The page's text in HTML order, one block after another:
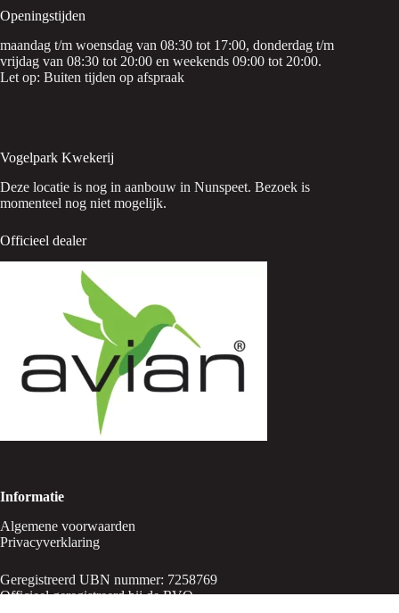
Openingstijden
maandag t/m woensdag van 08:30 tot 17:00, donderdag t/m
vrijdag van 08:30 tot 20:00 en weekends 09:00 tot 20:00.
Let op: Buiten tijden op afspraak
Vogelpark Kwekerij
Deze locatie is nog in aanbouw in Nunspeet. Bezoek is
momenteel nog niet mogelijk.
Officieel dealer
Informatie
Algemene voorwaarden
Privacyverklaring
Geregistreerd UBN nummer: 7258769
Officieel geregistreerd bij de RVO